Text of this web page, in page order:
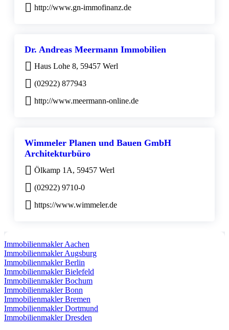
http://www.gn-immofinanz.de
Dr. Andreas Meermann Immobilien
Haus Lohe 8, 59457 Werl
(02922) 877943
http://www.meermann-online.de
Wimmeler Planen und Bauen GmbH
Architekturbüro
Ölkamp 1A, 59457 Werl
(02922) 9710-0
https://www.wimmeler.de
Immobilienmakler Aachen
Immobilienmakler Augsburg
Immobilienmakler Berlin
Immobilienmakler Bielefeld
Immobilienmakler Bochum
Immobilienmakler Bonn
Immobilienmakler Bremen
Immobilienmakler Dortmund
Immobilienmakler Dresden